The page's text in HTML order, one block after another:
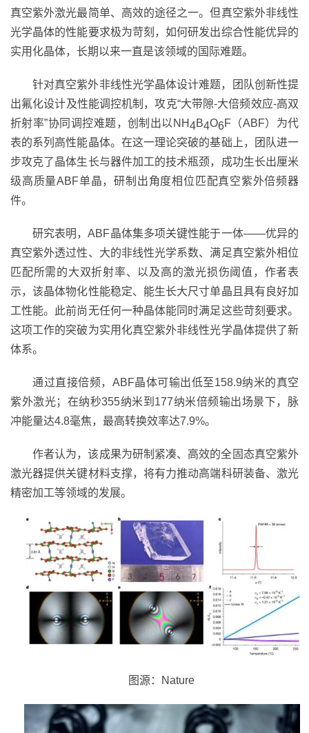
真空紫外激光最简单、高效的途径之一。但真空紫外非线性
光学晶体的性能要求极为苛刻，如何研发出综合性能优异的
实用化晶体，长期以来一直是该领域的国际难题。
针对真空紫外非线性光学晶体设计难题，团队创新性提
出氟化设计及性能调控机制，攻克“大带隙-大倍频效应-高双
折射率”协同调控难题，创制出以 NH4B4O6F（ABF）为代
表的系列高性能晶体。在这一理论突破的基础上，团队进一
步攻克了晶体生长与器件加工的技术瓶颈，成功生长出厘米
级高质量ABF单晶，研制出角度相位匹配真空紫外倍频器
件。
研究表明，ABF晶体集多项关键性能于一体——优异的
真空紫外透过性、大的非线性光学系数、满足真空紫外相位
匹配所需的大双折射率、以及高的激光损伤阈值，作者表
示，该晶体物化性能稳定、能生长大尺寸单晶且具有良好加
工性能。此前尚无任何一种晶体能同时满足这些苛刻要求。
这项工作的突破为实用化真空紫外非线性光学晶体提供了新
体系。
通过直接倍频， ABF晶体可输出低至158.9纳米的真空
紫外激光；在纳秒355纳米到 177纳米倍频输出场景下，脉
冲能量达4.8毫焦，最高转换效率达7.9%。
作者认为，该成果为研制紧凑、高效的全固态真空紫外
激光器提供关键材料支撑，将有力推动高端科研装备、激光
精密加工等领域的发展。
图源： Nature